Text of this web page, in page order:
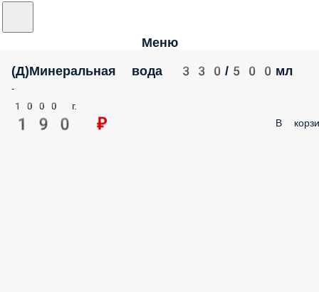
Меню
(Д)Минеральная вода 330/500мл
-
1000 г.
190 ₽ В